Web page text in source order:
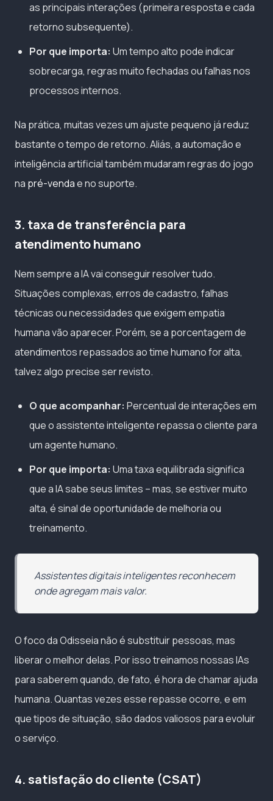
as principais interações (primeira resposta e cada
retorno subsequente).
Por que importa: Um tempo alto pode indicar
sobrecarga, regras muito fechadas ou falhas nos
processos internos.
Na prática, muitas vezes um ajuste pequeno já reduz
bastante o tempo de retorno. Aliás, a automação e
inteligência artificial também mudaram regras do jogo
na pré-vendae no suporte.
3. taxa de transferência para
atendimento humano
Nem sempre a IA vai conseguir resolver tudo.
Situações complexas, erros de cadastro, falhas
técnicas ou necessidades que exigem empatia
humana vão aparecer. Porém, se a porcentagem de
atendimentos repassados ao time humano for alta,
talvez algo precise ser revisto.
O que acompanhar: Percentual de interações em
que o assistente inteligente repassa o cliente para
um agente humano.
Por que importa: Uma taxa equilibrada significa
que a IA sabe seus limites – mas, se estiver muito
alta, é sinal de oportunidade de melhoria ou
treinamento.
Assistentes digitais inteligentes reconhecem
onde agregam mais valor.
O foco da Odisseia não é substituir pessoas, mas
liberar o melhor delas. Por isso treinamos nossas IAs
para saberem quando, de fato, é hora de chamar ajuda
humana. Quantas vezes esse repasse ocorre, e em
que tipos de situação, são dados valiosos para evoluir
o serviço.
4. satisfação do cliente (CSAT)